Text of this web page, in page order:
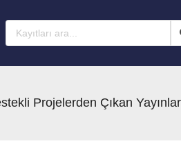
Projelerden Çıkan